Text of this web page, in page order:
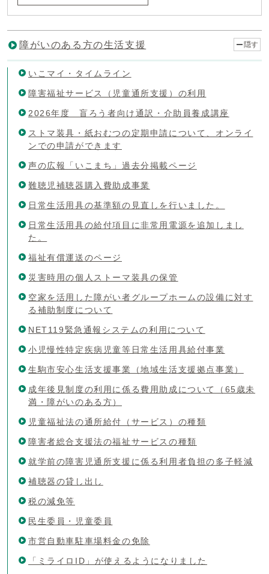
障がいのある方の生活支援 隠す
いこマイ・タイムライン
障害福祉サービス（児童通所支援）の利用
2026年度 盲ろう者向け通訳・介助員養成講座
ストマ装具・紙おむつの定期申請について、オンライ
ンでの申請ができます
声の広報「いこまち」過去分掲載ページ
難聴児補聴器購入費助成事業
日常生活用具の基準額の見直しを行いました。
日常生活用具の給付項目に非常用電源を追加しまし
た。
福祉有償運送のページ
災害時用の個人ストーマ装具の保管
空家を活用した障がい者グループホームの設備に対す
る補助制度について
NET119緊急通報システムの利用について
小児慢性特定疾病児童等日常生活用具給付事業
生駒市安心生活支援事業（地域生活支援拠点事業）
成年後見制度の利用に係る費用助成について（65歳未
満・障がいのある方）
児童福祉法の通所給付（サービス）の種類
障害者総合支援法の福祉サービスの種類
就学前の障害児通所支援に係る利用者負担の多子軽減
補聴器の貸し出し
税の減免等
民生委員・児童委員
市営自動車駐車場料金の免除
「ミライロID」が使えるようになりました